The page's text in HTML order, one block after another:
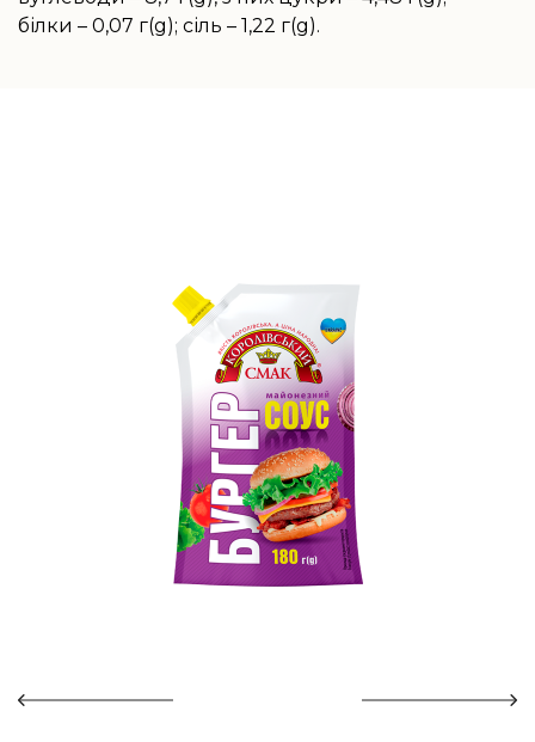
білки – 0,07 г(g); сіль – 1,22 г(g).